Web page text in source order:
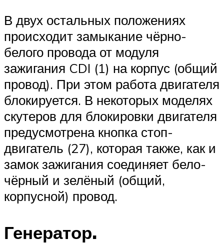
В двух остальных положениях
происходит замыкание чёрно-
белого провода от модуля
зажигания CDI (1) на корпус (общий
провод). При этом работа двигателя
блокируется. В некоторых моделях
скутеров для блокировки двигателя
предусмотрена кнопка стоп-
двигатель (27), которая также, как и
замок зажигания соединяет бело-
чёрный и зелёный (общий,
корпусной) провод.
Генератор.